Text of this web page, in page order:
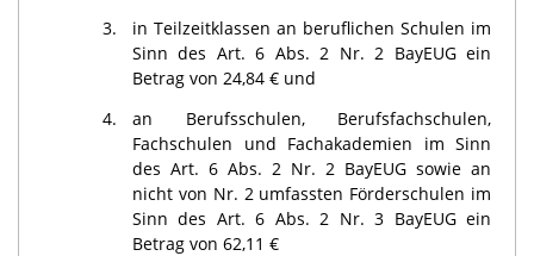
3.
in Teilzeitklassen an beruflichen Schulen im
Sinn des Art. 6 Abs. 2 Nr. 2 BayEUG ein
Betrag von 24,84 € und
4.
an Berufsschulen, Berufsfachschulen,
Fachschulen und Fachakademien im Sinn
des Art. 6 Abs. 2 Nr. 2 BayEUG sowie an
nicht von Nr. 2 umfassten Förderschulen im
Sinn des Art. 6 Abs. 2 Nr. 3 BayEUG ein
Betrag von 62,11 €